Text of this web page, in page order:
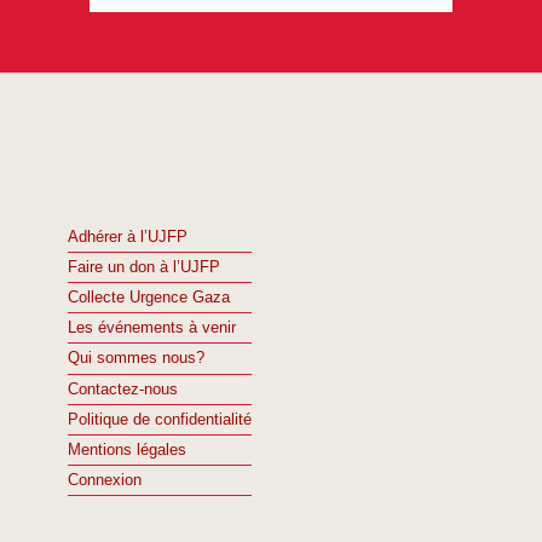
Adhérer à l’UJFP
Faire un don à l’UJFP
Collecte Urgence Gaza
Les événements à venir
Qui sommes nous?
Contactez-nous
Politique de confidentialité
Mentions légales
Connexion